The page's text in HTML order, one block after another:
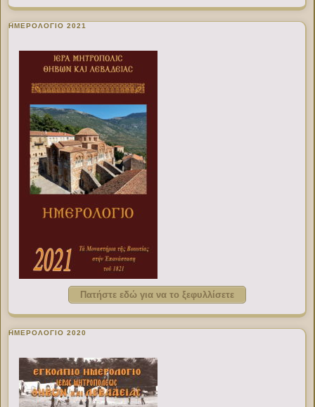
ΗΜΕΡΟΛΟΓΙΟ 2021
Πατήστε εδώ για να το ξεφυλλίσετε
ΗΜΕΡΟΛΟΓΙΟ 2020